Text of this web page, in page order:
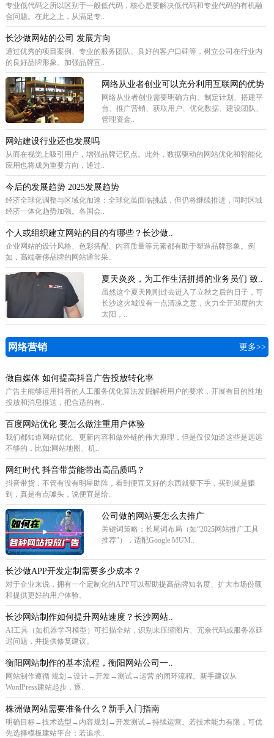
专业低代码之所以区别于一般低代码，核心是要解决低代码和专业代码的有机融
合问题。在此之上，从满足专..
长沙做网站的公司 发展方向
通过优秀的项目案例、专业的服务团队、良好的客户口碑等，树立公司在行业内
的良好品牌形象。加强品牌宣..
网络从业者创业可以充分利用互联网的优势
网络从业者创业需要明确方向、制定计划、搭建平
台、推广营销、获取用户、优化数据、建设团队、
管理资金..
网站建设行业还也发展吗
从而在视觉上吸引用户，增强品牌记忆点。此外，数据驱动的网站优化和智能化
应用也将成为重要方向，通过..
今后的发展趋势 2025发展趋势
经济全球化调整与区域化加速：全球化虽面临挑战，但仍将继续推进，同时区域
经济一体化趋势加强。各国会..
个人或组织建立网站的目的有哪些？长沙做..
企业网站的设计风格、色彩搭配、内容质量等元素都有助于塑造品牌形象。例
如，高端奢侈品牌的网站通常采..
夏天炎炎，为工作生活拼搏的业务员们 致..
虽然这个夏天刚刚过去进入了立秋之后的日子，可
长沙这火城没有一点清凉之意，火力全开38度的大
太阳，..
网络营销 更多>>
做自媒体 如何提高抖音广告投放转化率
广告主能够运用抖音的人工服务优化算法发掘解析用户的要求，开展有目的性地
投放和消息推送，把合适的有..
百度网站优化 要怎么做注重用户体验
我们都知道网站优化、更新内容和做外链的伟大原理，但是仅仅知道这些是远远
不够的，比如:网站地图、机..
网红时代 抖音带货能带出高品质吗？
抖音带货，不管有没有明星助阵，看到便宜又好的东西就要下手，买到就是赚
到，真是有点噱头，说便宜是给..
公司做的网站要怎么去推广
关键词策略‌：长尾词布局（如“2025网站推广工具
推荐”），适配Google MUM..
长沙做APP开发定制需要多少成本？
对于企业来说，拥有一个定制化的APP可以帮助提高品牌知名度、扩大市场份额
和提供更好的用户体验。
长沙网站制作如何提升网站速度？长沙网站..
AI工具（如机器学习模型）可扫描全站，识别未压缩图片、冗余代码或服务器延
迟问题，并提供修复建议。
衡阳网站制作的基本流程，衡阳网站公司一..
网站制作遵循 规划→设计→开发→测试→运营 的闭环流程。新手建议从
WordPress建站起步，逐..
株洲做网站需要准备什么？新手入门指南
明确目标→技术选型→内容规划→开发测试→持续运营。若技术能力有限，可优
先选择模板建站平台；若追求..